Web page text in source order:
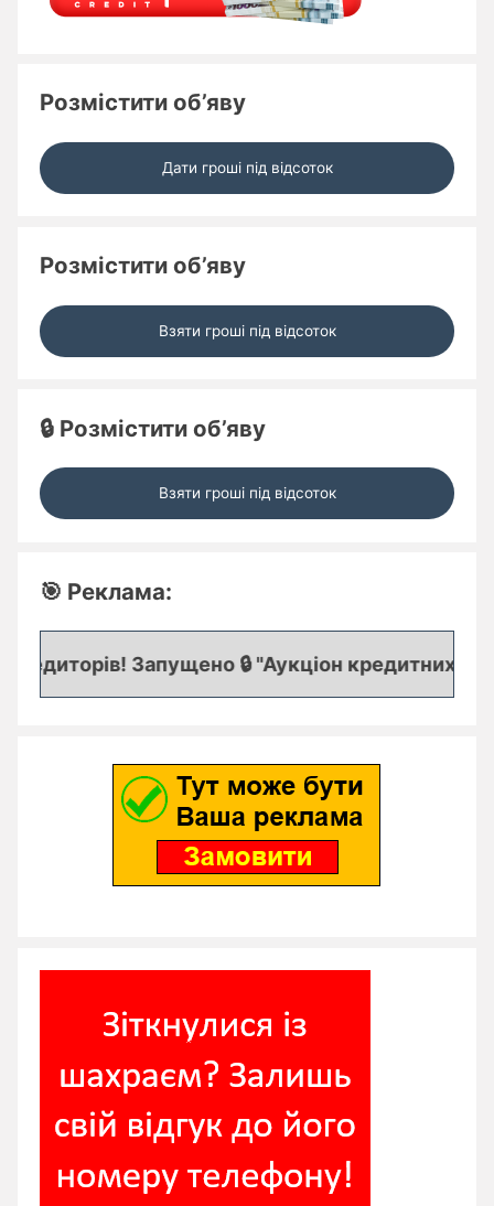
Розмістити об’яву
Дати гроші під відсоток
Розмістити об’яву
Взяти гроші під відсоток
🔒 Розмістити об’яву
Взяти гроші під відсоток
🎯 Реклама:
Запущено 🔒 "Аукціон кредитних